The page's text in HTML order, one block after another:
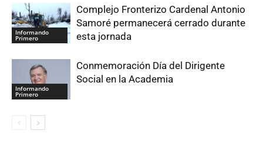
Informando
Primero
Complejo Fronterizo Cardenal Antonio
Samoré permanecerá cerrado durante
esta jornada
Informando
Primero
Conmemoración Día del Dirigente
Social en la Academia